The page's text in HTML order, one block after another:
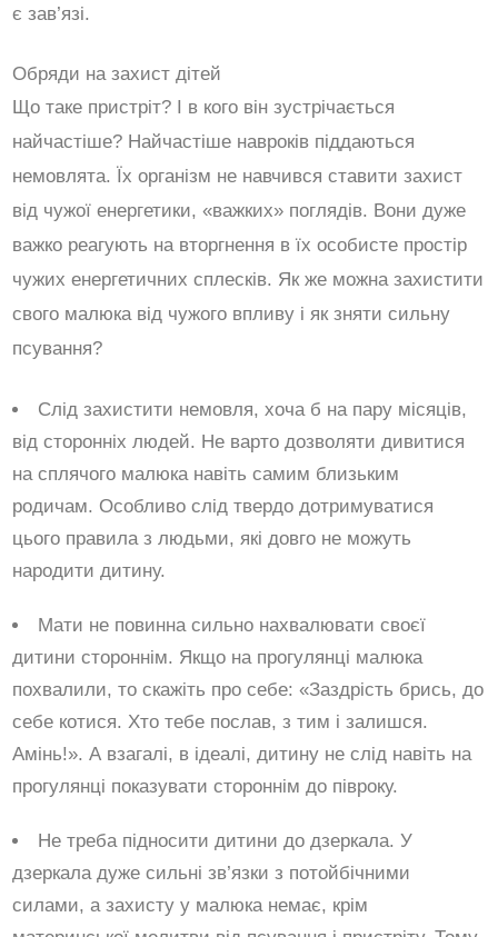
є зав’язі.
Обряди на захист дітей
Що таке пристріт? І в кого він зустрічається
найчастіше? Найчастіше навроків піддаються
немовлята. Їх організм не навчився ставити захист
від чужої енергетики, «важких» поглядів. Вони дуже
важко реагують на вторгнення в їх особисте простір
чужих енергетичних сплесків. Як же можна захистити
свого малюка від чужого впливу і як зняти сильну
псування?
Слід захистити немовля, хоча б на пару місяців,
від сторонніх людей. Не варто дозволяти дивитися
на сплячого малюка навіть самим близьким
родичам. Особливо слід твердо дотримуватися
цього правила з людьми, які довго не можуть
народити дитину.
Мати не повинна сильно нахвалювати своєї
дитини стороннім. Якщо на прогулянці малюка
похвалили, то скажіть про себе: «Заздрість брись, до
себе котися. Хто тебе послав, з тим і залишся.
Амінь!». А взагалі, в ідеалі, дитину не слід навіть на
прогулянці показувати стороннім до півроку.
Не треба підносити дитини до дзеркала. У
дзеркала дуже сильні зв’язки з потойбічними
силами, а захисту у малюка немає, крім